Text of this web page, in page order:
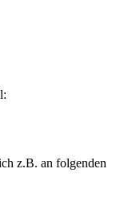
z.B. an folgenden